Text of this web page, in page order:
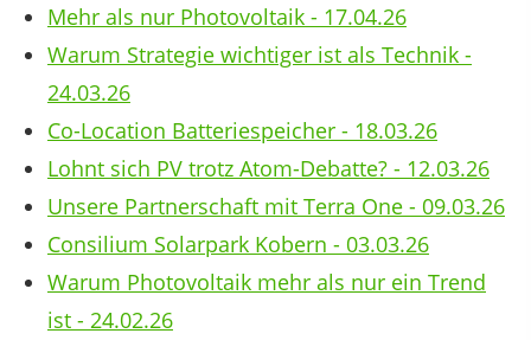
Mehr als nur Photovoltaik - 17.04.26
Warum Strategie wichtiger ist als Technik -
24.03.26
Co-Location Batteriespeicher - 18.03.26
Lohnt sich PV trotz Atom-Debatte? - 12.03.26
Unsere Partnerschaft mit Terra One - 09.03.26
Consilium Solarpark Kobern - 03.03.26
Warum Photovoltaik mehr als nur ein Trend
ist - 24.02.26